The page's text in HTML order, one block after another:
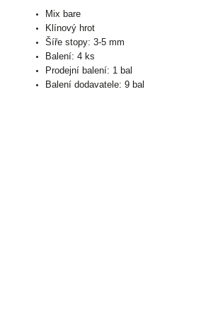
Mix bare
Klínový hrot
Šíře stopy: 3-5 mm
Balení: 4 ks
Prodejní balení: 1 bal
Balení dodavatele: 9 bal